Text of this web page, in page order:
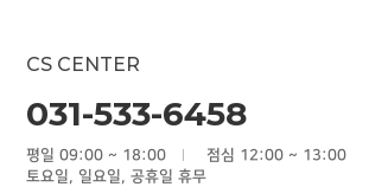
CS CENTER
031-533-6458
평일 09:00 ~ 18:00
점심 12:00 ~ 13:00
토요일, 일요일, 공휴일 휴무